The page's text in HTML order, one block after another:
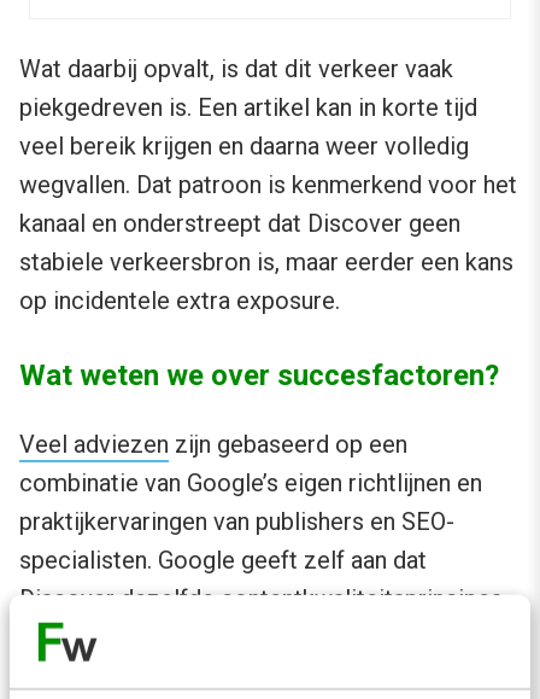
Wat daarbij opvalt, is dat dit verkeer vaak
piekgedreven is. Een artikel kan in korte tijd
veel bereik krijgen en daarna weer volledig
wegvallen. Dat patroon is kenmerkend voor het
kanaal en onderstreept dat Discover geen
stabiele verkeersbron is, maar eerder een kans
op incidentele extra exposure.
Wat weten we over succesfactoren?
Veel adviezen zijn gebaseerd op een
combinatie van Google’s eigen richtlijnen en
praktijkervaringen van publishers en SEO-
specialisten. Google geeft zelf aan dat
Discover dezelfde contentkwaliteitsprincipes
hanteert als Google Search. Dat betekent dat